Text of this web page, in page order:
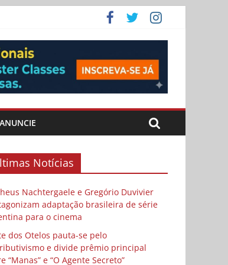
ANUNCIE
Notícias
Nachtergaele e Gregório Duvivier
adaptação brasileira de série
para o cinema
dos Otelos pauta-se pelo
e divide prêmio principal
“Manas” e “O Agente Secreto”